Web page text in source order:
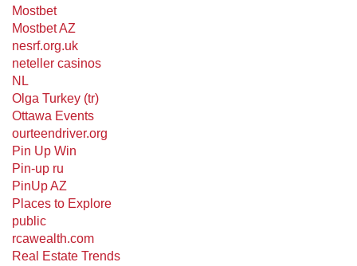
Mostbet
Mostbet AZ
nesrf.org.uk
neteller casinos
NL
Olga Turkey (tr)
Ottawa Events
ourteendriver.org
Pin Up Win
Pin-up ru
PinUp AZ
Places to Explore
public
rcawealth.com
Real Estate Trends